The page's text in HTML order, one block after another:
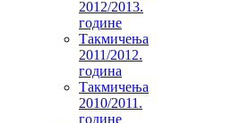
2012/2013.
године
Такмичења
2011/2012.
година
Такмичења
2010/2011.
године